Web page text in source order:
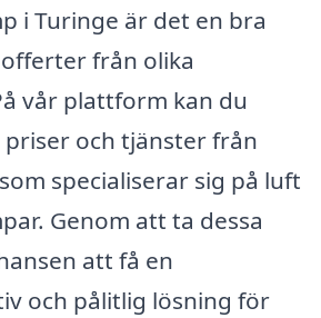
i Turinge är det en bra
från olika
vår plattform kan du
och tjänster från
specialiserar sig på luft
Genom att ta dessa
att få en
och pålitlig lösning för